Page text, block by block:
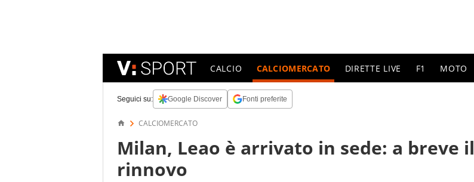
CALCIO CALCIOMERCATO DIRETTE LIVE F1 MOTO
Seguici su: Google Discover Fonti preferite
CALCIOMERCATO
Milan, Leao è arrivato in sede: a breve il
rinnovo